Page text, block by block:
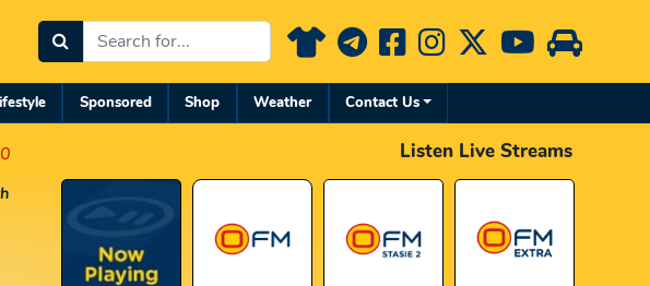
Sponsored Shop Weather Contact Us
Listen Live Streams